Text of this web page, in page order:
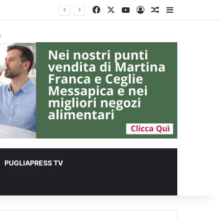
FacebookYou TubeAccediUn articolo a
PUGLIAPRESS TV